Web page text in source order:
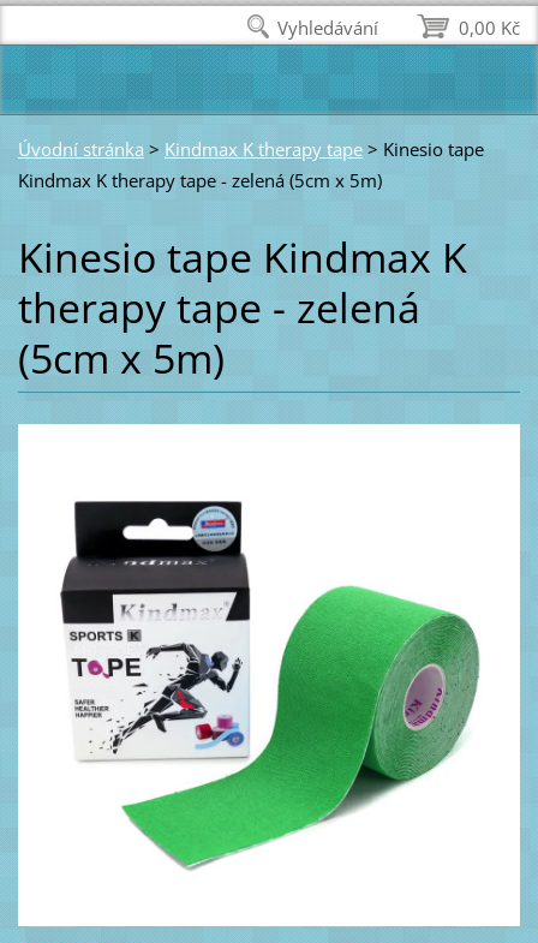
Úvodní stránka > Kindmax K therapy tape > Kinesio tape
Kindmax K therapy tape - zelená (5cm x 5m)
Kinesio tape Kindmax K
therapy tape - zelená
(5cm x 5m)
0,00 Kč
Vyhledávání